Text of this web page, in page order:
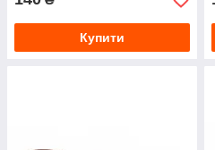
Купити